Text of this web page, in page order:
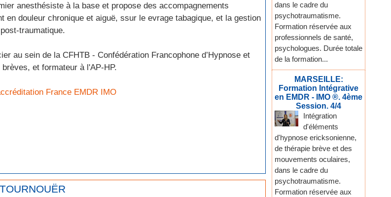
anesthésiste à la base et propose des accompagnements
en douleur chronique et aiguë, ssur le evrage tabagique, et la gestion
traumatique.
au sein de la CFHTB - Confédération Francophone d’Hypnose et
brèves, et formateur à l'AP-HP.
France EMDR IMO
dans le cadre du
psychotraumatisme.
Formation réservée aux
professionnels de santé,
psychologues. Durée totale
de la formation...
MARSEILLE:
Formation Intégrative
en EMDR - IMO ®. 4ème
Session. 4/4
Intégration
d'éléments
d'hypnose ericksonienne,
de thérapie brève et des
mouvements oculaires,
dans le cadre du
psychotraumatisme.
Formation réservée aux